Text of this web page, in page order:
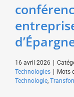
16 avril 2026
Technologies
Mots-
Technologie,